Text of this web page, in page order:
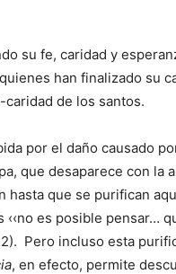
su fe, caridad y
han finalizado su
de los santos.
por el daño causado
que desaparece con
hasta que se purifican
es posible pensar…
Pero incluso esta
, en efecto, permite